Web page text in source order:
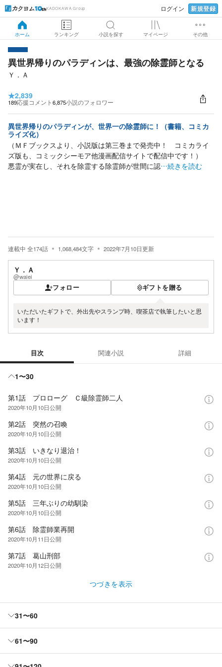
KADOKAWA Group ログイン 新規登録
ホーム ランキング 小説を探す マイページ その他
異世界帰りのパラディンは、最強の除霊師となる
Ｙ．Ａ
★2,839
189応援コメント6,875小説のフォロワー
異世界帰りのパラディンが、世界一の除霊師に！（書籍、コミカ
ライズ化）
（ＭＦブックスより、小説版は第三巻まで発売中！ コミカライ
ズ版も、コミックシーモア他漫画配信サイトで配信中です！）
悪霊が実在し、それを除霊する除霊師が世間に認…続きを読む
連載中 全174話 1,068,484文字 2022年7月10日更新
Ｙ．Ａ
@waiei
フォロー ギフトを贈る
いただいたギフトで、外出先やスランプ時、喫茶店で執筆したいと思
います！
目次 関連小説 詳細
1〜30
第1話 プロローグ Ｃ級除霊師二人
2020年10月10日公開
第2話 突然の召喚
2020年10月10日公開
第3話 いきなり退治！
2020年10月10日公開
第4話 元の世界に戻る
2020年10月10日公開
第5話 三年ぶりの幼馴染
2020年10月10日公開
第6話 除霊師業再開
2020年10月11日公開
第7話 葛山刑部
2020年10月12日公開
つづきを表示
31〜60
61〜90